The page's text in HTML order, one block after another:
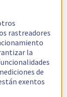
rastreadores
la
de
exentos